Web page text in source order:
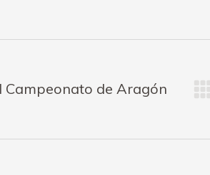
de Aragón